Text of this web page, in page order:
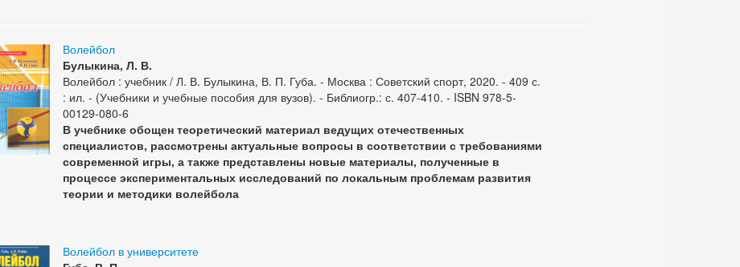
Волейбол
Булыкина, Л. В.
Волейбол : учебник / Л. В. Булыкина, В. П. Губа. - Москва : Советский спорт, 2020. - 409 с.
: ил. - (Учебники и учебные пособия для вузов). - Библиогр.: с. 407-410. - ISBN 978-5-
00129-080-6
В учебнике обощен теоретический материал ведущих отечественных
специалистов, рассмотрены актуальные вопросы в соответствии с требованиями
современной игры, а также представлены новые материалы, полученные в
процессе экспериментальных исследований по локальным проблемам развития
теории и методики волейбола
Волейбол в университете